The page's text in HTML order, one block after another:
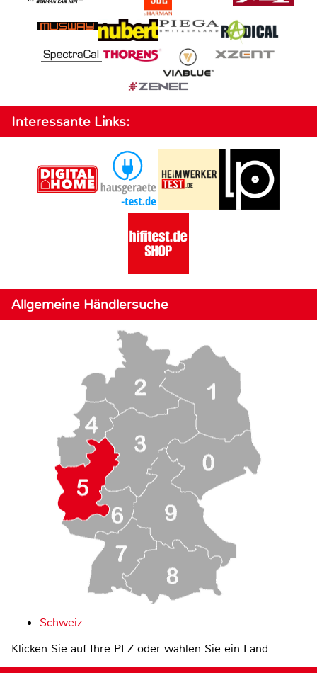
Interessante Links:
Allgemeine Händlersuche
Schweiz
Klicken Sie auf Ihre PLZ oder wählen Sie ein Land